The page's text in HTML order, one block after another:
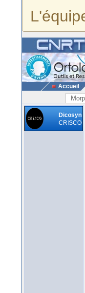
Accueil
Dicosyn
CRISCO